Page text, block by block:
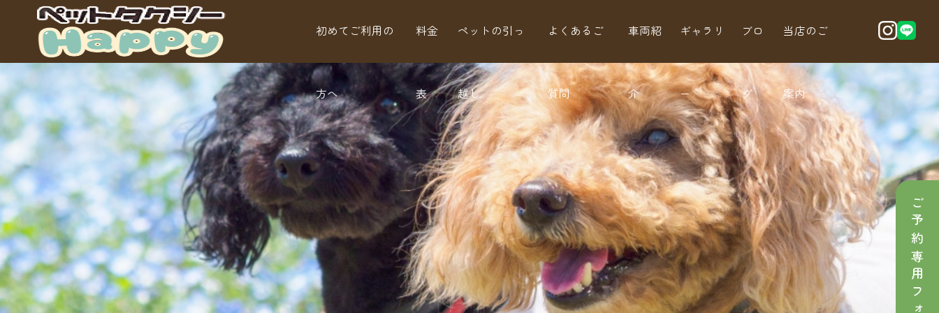
初めてご利用の
方へ
料金
表
ペットの引っ
越し
よくあるご
質問
車両紹
介
ギャラリ
ー
ブロ
グ
当店のご
案内
ご予約専用フォーム